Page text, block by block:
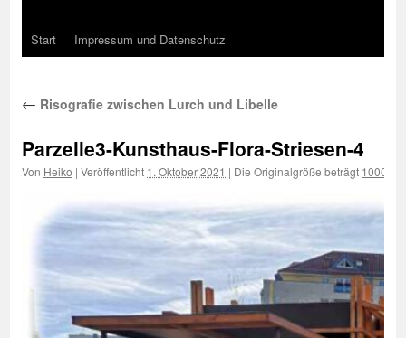
Start Impressum und Datenschutz
← Risografie zwischen Lurch und Libelle
Parzelle3-Kunsthaus-Flora-Striesen-4
Von Heiko | Veröffentlicht 1. Oktober 2021 | Die Originalgröße beträgt 1000 ×